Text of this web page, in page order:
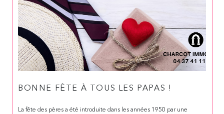
BONNE FÊTE À TOUS LES PAPAS !
La fête des pères a été introduite dans les années 1950 par une